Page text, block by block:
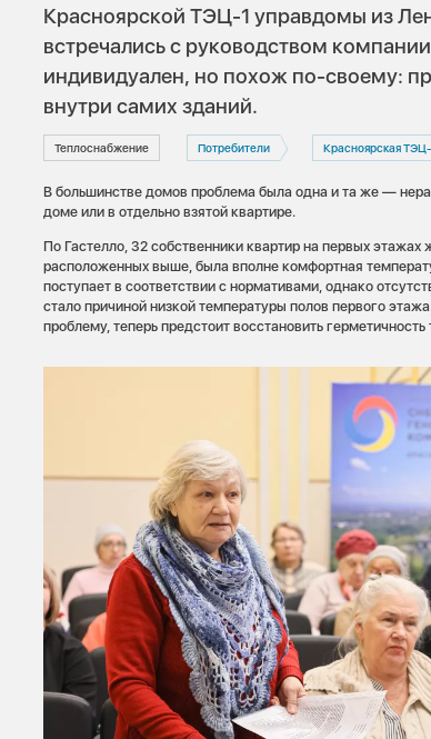
Красноярской ТЭЦ-1 управдомы из
встречались с руководством
индивидуален, но похож по-своему:
внутри самих зданий.
Теплоснабжение Потребители Красноярская
В большинстве домов проблема была одна и та же —
доме или в отдельно взятой квартире.
По Гастелло, 32 собственники квартир на первых этажах
расположенных выше, была вполне комфортная
поступает в соответствии с нормативами, однако
стало причиной низкой температуры полов первого
проблему, теперь предстоит восстановить герметичность